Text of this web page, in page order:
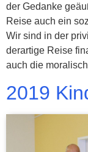
der Gedanke
Reise auch ein
Wir sind in der
derartige Reise
auch die
2019